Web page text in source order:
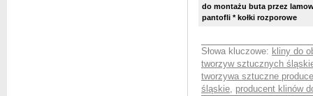
do montażu buta przez
pantofli * kołki rozporowe
Słowa kluczowe: kliny do
tworzyw sztucznych
tworzywa sztuczne
śląskie, producent klinów